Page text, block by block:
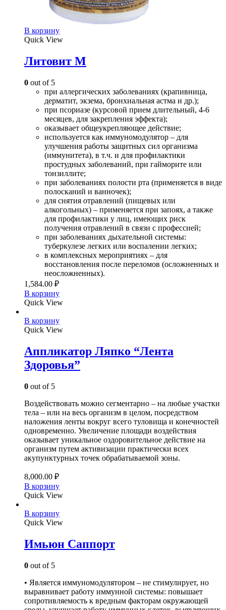
В корзину
Quick View
Литовит М
0 out of 5
при аллергических заболеваниях (крапивница,
дерматит, экзема, бронхиальная астма и др.);
при псориазе (курсовой прием длительный, 4-6
месяцев, для закрепления эффекта);
оказывает общеукрепляющее действие;
используется как иммуномодулятор – для
улучшения работы защитных сил организма
(иммунитета), в т.ч. и для профилактики
простудных заболеваний, при гайморите или
тонзиллите;
при заболеваниях полости рта (применяется в виде
полосканий и ванночек);
для снятия отравлений (пищевых или
алкогольных) – применяется при запоях, а также
для профилактики у лиц, имеющих риск
получения отравлений в связи с профессией;
при заболеваниях дыхательной системы:
туберкулезе легких или воспалении легких;
в комплексных мероприятиях – для
восстановления после переломов (осложненных и
неосложненных).
1,584.00 ₽
В корзину
Quick View
В корзину
Quick View
Аппликатор Ляпко “Лента
Здоровья”
0 out of 5
Воздействовать можно сегментарно – на любые участки
тела – или на весь организм в целом, посредством
наложения ленты вокруг всего туловища и конечностей
одновременно. Увеличение площади воздействия
оказывает уникальное оздоровительное действие на
организм путем активизации практически всех
акупунктурных точек обрабатываемой зоны.
8,000.00 ₽
В корзину
Quick View
В корзину
Quick View
Имьюн Саппорт
0 out of 5
• Является иммуномодулятором – не стимулирует, но
выравнивает работу иммунной системы: повышает
сопротивляемость к вредным факторам окружающей